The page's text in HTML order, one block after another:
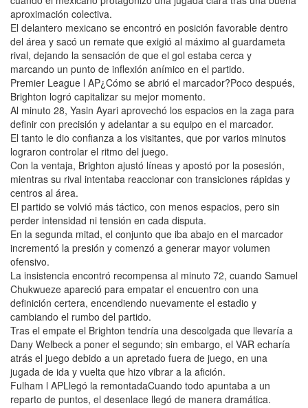
aproximación colectiva.
El delantero mexicano se encontró en posición favorable dentro
del área y sacó un remate que exigió al máximo al guardameta
rival, dejando la sensación de que el gol estaba cerca y
marcando un punto de inflexión anímico en el partido.
Premier League l AP¿Cómo se abrió el marcador?Poco después,
Brighton logró capitalizar su mejor momento.
Al minuto 28, Yasin Ayari aprovechó los espacios en la zaga para
definir con precisión y adelantar a su equipo en el marcador.
El tanto le dio confianza a los visitantes, que por varios minutos
lograron controlar el ritmo del juego.
Con la ventaja, Brighton ajustó líneas y apostó por la posesión,
mientras su rival intentaba reaccionar con transiciones rápidas y
centros al área.
El partido se volvió más táctico, con menos espacios, pero sin
perder intensidad ni tensión en cada disputa.
En la segunda mitad, el conjunto que iba abajo en el marcador
incrementó la presión y comenzó a generar mayor volumen
ofensivo.
La insistencia encontró recompensa al minuto 72, cuando Samuel
Chukwueze apareció para empatar el encuentro con una
definición certera, encendiendo nuevamente el estadio y
cambiando el rumbo del partido.
Tras el empate el Brighton tendría una descolgada que llevaría a
Dany Welbeck a poner el segundo; sin embargo, el VAR echaría
atrás el juego debido a un apretado fuera de juego, en una
jugada de ida y vuelta que hizo vibrar a la afición.
Fulham l APLlegó la remontadaCuando todo apuntaba a un
reparto de puntos, el desenlace llegó de manera dramática.